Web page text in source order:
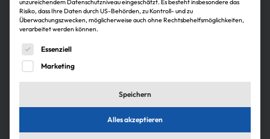
engagiert unterstützen und sich für Projektentwicklung,
nachhaltiges Bauen und Betreiben interessieren!
Zur Arbeitgeberdatenbank
Risiko, dass Ihre Daten durch US-Behörden, zu Kontroll- und zu
Überwachungszwecken, möglicherweise auch ohne Rechtsbehelfsmöglichkeiten,
verarbeitet werden können.
Es folgt eine Liste der Service-Gruppen, für die eine
Essenziell
Marketing
Speichern
Alles akzeptieren